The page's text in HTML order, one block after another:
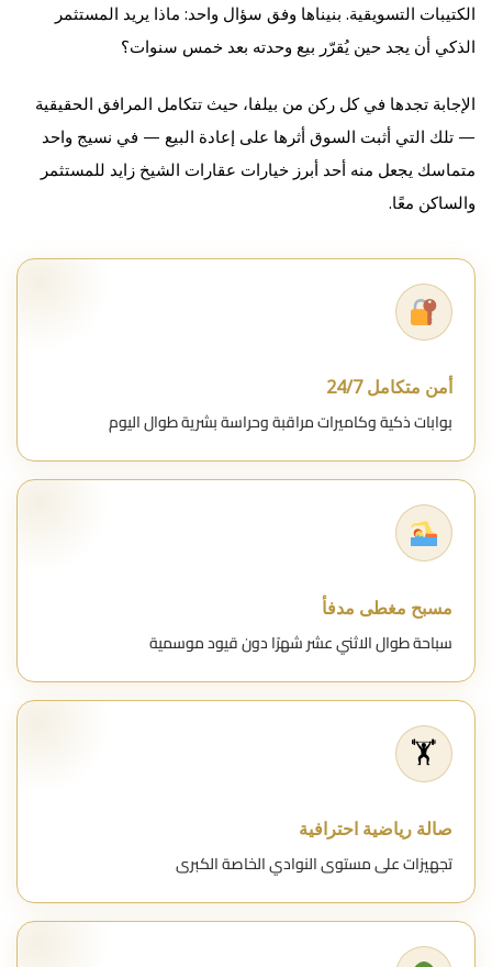
الكتيبات التسويقية. بنيناها وفق سؤال واحد: ماذا يريد المستثمر
الذكي أن يجد حين يُقرّر بيع وحدته بعد خمس سنوات؟
الإجابة تجدها في كل ركن من بيلفا، حيث تتكامل المرافق الحقيقية
— تلك التي أثبت السوق أثرها على إعادة البيع — في نسيج واحد
متماسك يجعل منه أحد أبرز خيارات عقارات الشيخ زايد للمستثمر
والساكن معًا.
أمن متكامل 24/7
بوابات ذكية وكاميرات مراقبة وحراسة بشرية طوال اليوم
مسبح مغطى مدفأ
سباحة طوال الاثني عشر شهرًا دون قيود موسمية
🏋️
صالة رياضية احترافية
تجهيزات على مستوى النوادي الخاصة الكبرى